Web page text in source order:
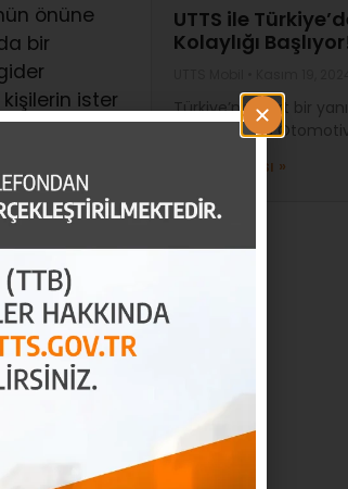
önüne
bir
ister
kadar
araçlar
UTTS
ve
mecbur
UTTS ile
Kolaylığı
Türkiye’nin dört bir
hizmetiyle RS
Daha Fazlası »